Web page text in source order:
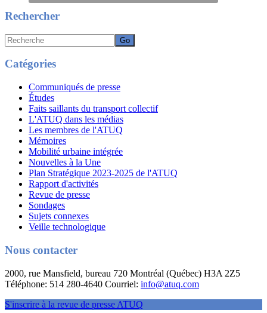
Rechercher
Recherche
Catégories
Communiqués de presse
Études
Faits saillants du transport collectif
L'ATUQ dans les médias
Les membres de l'ATUQ
Mémoires
Mobilité urbaine intégrée
Nouvelles à la Une
Plan Stratégique 2023-2025 de l'ATUQ
Rapport d'activités
Revue de presse
Sondages
Sujets connexes
Veille technologique
Nous contacter
2000, rue Mansfield, bureau 720 Montréal (Québec) H3A 2Z5
Téléphone: 514 280-4640 Courriel: info@atuq.com
S'inscrire à la revue de presse ATUQ